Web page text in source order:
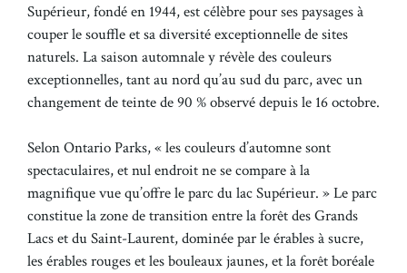
Supérieur, fondé en 1944, est célèbre pour ses paysages à
couper le souffle et sa diversité exceptionnelle de sites
naturels. La saison automnale y révèle des couleurs
exceptionnelles, tant au nord qu’au sud du parc, avec un
changement de teinte de 90 % observé depuis le 16 octobre.
Selon Ontario Parks, « les couleurs d’automne sont
spectaculaires, et nul endroit ne se compare à la
magnifique vue qu’offre le parc du lac Supérieur. » Le parc
constitue la zone de transition entre la forêt des Grands
Lacs et du Saint-Laurent, dominée par le érables à sucre,
les érables rouges et les bouleaux jaunes, et la forêt boréale